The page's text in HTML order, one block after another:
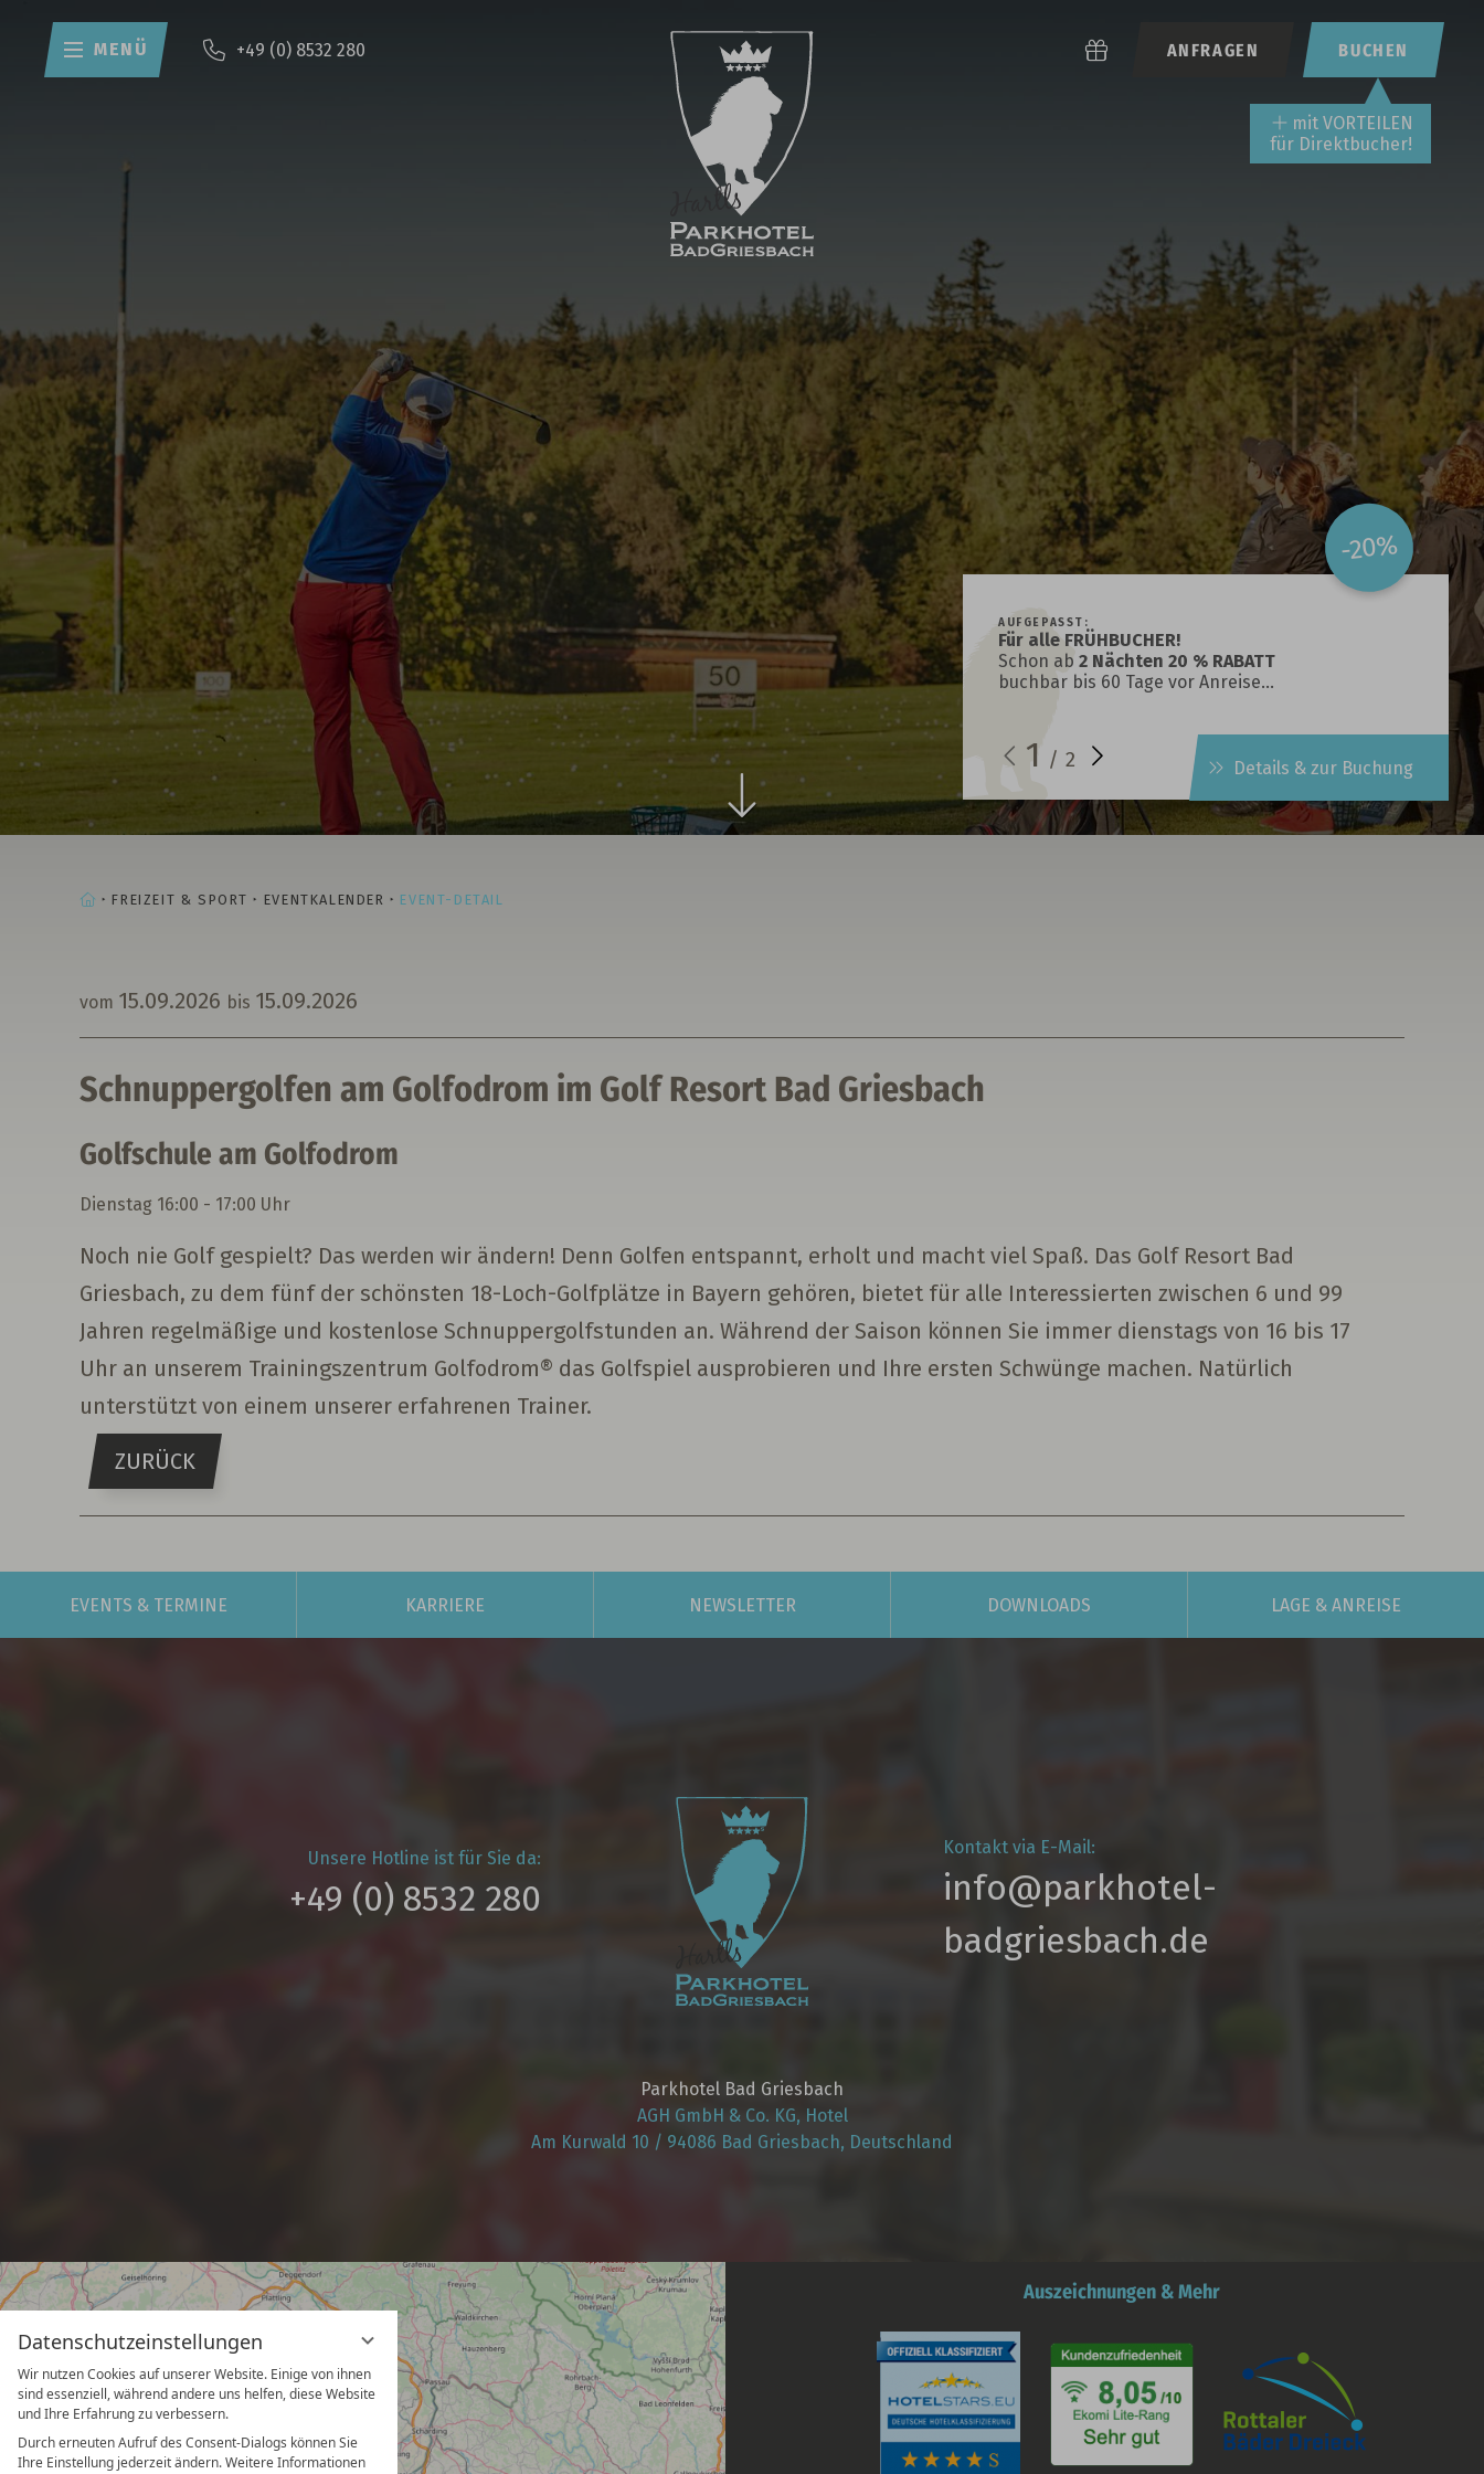
Datenschutzeinstellungen
Wir nutzen Cookies auf unserer Website. Einige von ihnen
sind essenziell, während andere uns helfen, diese Website
und Ihre Erfahrung zu verbessern.
Durch erneuten Aufruf des Consent-Dialogs können Sie
Ihre Einstellung jederzeit ändern. Weitere Informationen
MENÜ +49 (0) 8532 280 BUCHEN
ANFRAGEN
mit VORTEILEN
für Direktbucher!
Aus
Leidenschaft
1 / 2
-20%
AUFGEPASST:
Für alle FRÜHBUCHER!
Schon ab 2 Nächten 20 % RABATT
buchbar bis 60 Tage vor Anreise…
Details & zur Buchung
STARTSEITE
FREIZEIT & SPORT EVENTKALENDER EVENT-DETAIL
vom 15.09.2026 bis 15.09.2026
Schnuppergolfen am Golfodrom im Golf Resort Bad Griesbach
Golfschule am Golfodrom
Dienstag 16:00 - 17:00 Uhr
Noch nie Golf gespielt? Das werden wir ändern! Denn Golfen entspannt, erholt und macht viel Spaß. Das Golf Resort Bad
Griesbach, zu dem fünf der schönsten 18-Loch-Golfplätze in Bayern gehören, bietet für alle Interessierten zwischen 6 und 99
Jahren regelmäßige und kostenlose Schnuppergolfstunden an. Während der Saison können Sie immer dienstags von 16 bis 17
Uhr an unserem Trainingszentrum Golfodrom® das Golfspiel ausprobieren und Ihre ersten Schwünge machen. Natürlich
unterstützt von einem unserer erfahrenen Trainer.
ZURÜCK
EVENTS & TERMINE KARRIERE NEWSLETTER DOWNLOADS LAGE & ANREISE
Unsere Hotline ist für Sie da:
+49 (0) 8532 280
Kontakt via E-Mail:
info@parkhotel­-
badgriesbach.de
Parkhotel Bad Griesbach
AGH GmbH & Co. KG, Hotel
Am Kurwald 10 / 94086 Bad Griesbach, Deutschland
Auszeichnungen & Mehr